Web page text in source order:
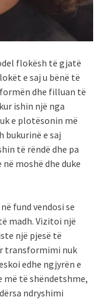
flokësh të gjatë
e saj u bënë të
dhe filluan të
ishin një nga
e plotësonin më
bukurinë e saj
të rëndë dhe pa
moshë dhe duke
fund vendosi se
madh. Vizitoi një
një pjesë të
transformimi nuk
edhe ngjyrën e
më të shëndetshme,
ndryshimi